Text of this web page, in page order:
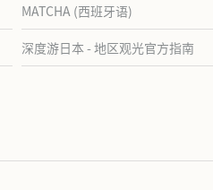
MATCHA (西班牙语)
深度游日本 - 地区观光官方指南